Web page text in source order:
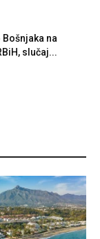
na
slučaj...